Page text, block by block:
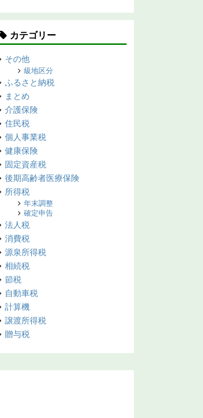
カテゴリー
その他
級地区分
ふるさと納税
まとめ
介護保険
住民税
個人事業税
健康保険
固定資産税
後期高齢者医療保険
所得税
年末調整
確定申告
法人税
消費税
源泉所得税
相続税
節税
自動車税
計算機
譲渡所得税
贈与税